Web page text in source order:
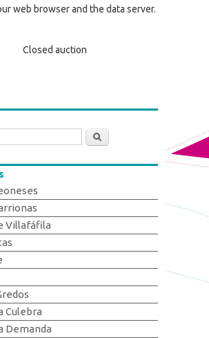
web browser and the data server.
Closed auction
Search
Villafáfila
Culebra
Demanda